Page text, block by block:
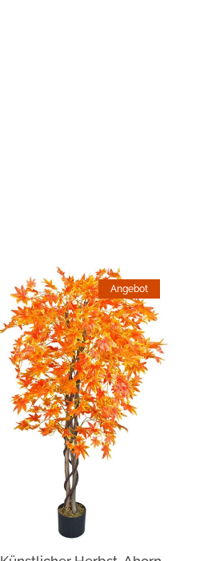
Angebot